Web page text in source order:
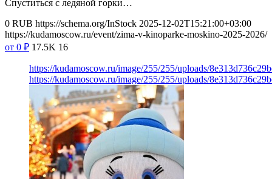
Спуститься с ледяной горки…
0 RUB https://schema.org/InStock 2025-12-02T15:21:00+03:00
https://kudamoscow.ru/event/zima-v-kinoparke-moskino-2025-2026/
от 0 ₽ 17.5K 16
https://kudamoscow.ru/image/255/255/uploads/
https://kudamoscow.ru/image/255/255/uploads/